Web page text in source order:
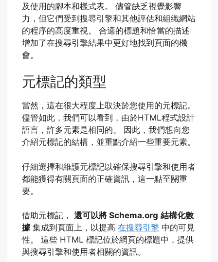
及使用的腳本和樣式表。 儘管缺乏視覺影響
力，但它們受到搜尋引擎和其他評估和組織網站
的程序的高度重視。 合適的標題和恰當的描述
增加了在搜尋引擎結果中更好地找到頁面的機
會。
元標記的類型
當然，這在很大程度上取決於您使用的元標記。
儘管如此，我們可以看到，由於HTML程式設計
語言，許多元素是相同的。 因此，我們想向您
介紹元標記的結構，並重點介紹一些重要元素。
仔細選擇和維護元標記以確保搜尋引擎和使用者
都能獲得有關頁面的正確資訊，這一點至關重
要。
借助元標記， 還可以將 Schema.org 結構化數
據 集成到頁面上，以提高 在搜尋引擎 中的可見
性。 這些 HTML 標記位於網頁的標題中，提供
與搜尋引擎和使用者相關的資訊。